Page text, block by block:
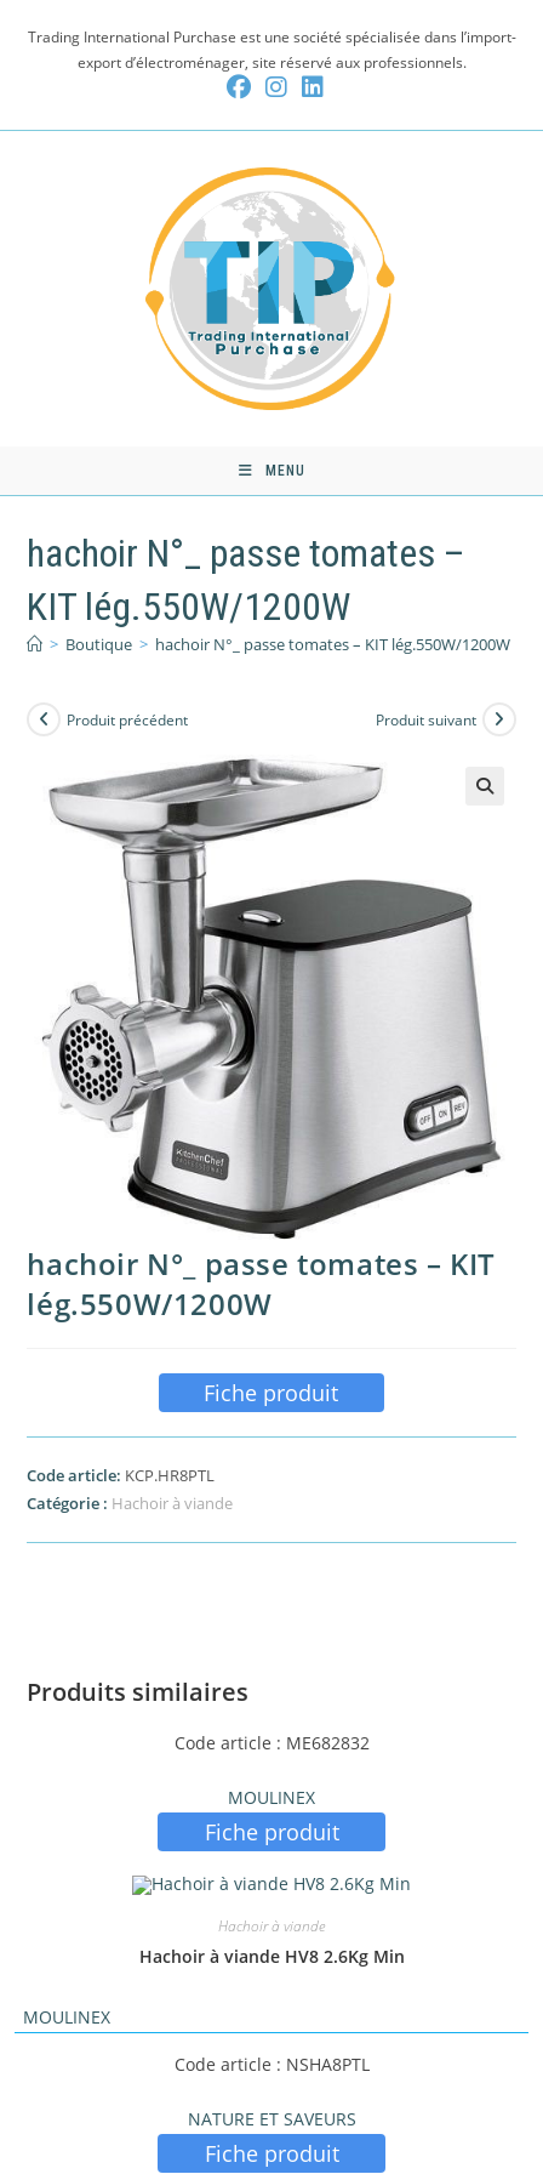
Trading International Purchase est une société spécialisée dans l’import-
export d’électroménager, site réservé aux professionnels.
MENU
hachoir N°_ passe tomates –
KIT lég.550W/1200W
> Boutique > hachoir N°_ passe tomates – KIT lég.550W/1200W
Produit précédent Produit suivant
hachoir N°_ passe tomates – KIT
lég.550W/1200W
Fiche produit
Code article: KCP.HR8PTL
Catégorie : Hachoir à viande
Produits similaires
Code article : ME682832
MOULINEX
Fiche produit
Hachoir à viande
Hachoir à viande HV8 2.6Kg Min
MOULINEX
Code article : NSHA8PTL
NATURE ET SAVEURS
Fiche produit